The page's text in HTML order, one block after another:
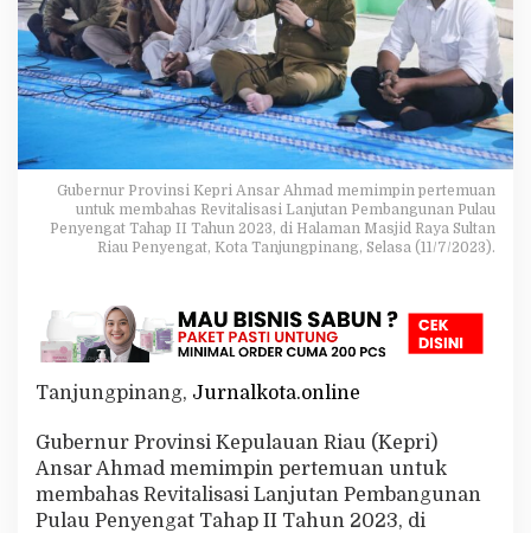
v
i
t
a
l
i
s
s
L
a
u
t
a
P
l
u
P
e
Gubernur Provinsi Kepri Ansar Ahmad memimpin pertemuan
untuk membahas Revitalisasi Lanjutan Pembangunan Pulau
Penyengat Tahap II Tahun 2023, di Halaman Masjid Raya Sultan
Riau Penyengat, Kota Tanjungpinang, Selasa (11/7/2023).
Tanjungpinang, Jurnalkota.online
Gubernur Provinsi Kepulauan Riau (Kepri)
Ansar Ahmad memimpin pertemuan untuk
membahas Revitalisasi Lanjutan Pembangunan
Pulau Penyengat Tahap II Tahun 2023, di